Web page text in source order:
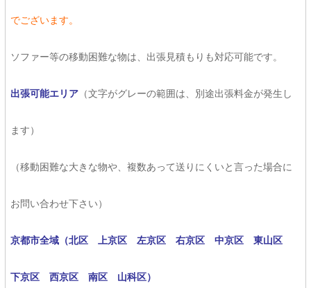
でございます。
ソファー等の移動困難な物は、出張見積もりも対応可能です。
出張可能エリア（文字がグレーの範囲は、別途出張料金が発生し
ます）
（移動困難な大きな物や、複数あって送りにくいと言った場合に
お問い合わせ下さい）
京都市全域（北区 上京区 左京区 右京区 中京区 東山区
下京区 西京区 南区 山科区）